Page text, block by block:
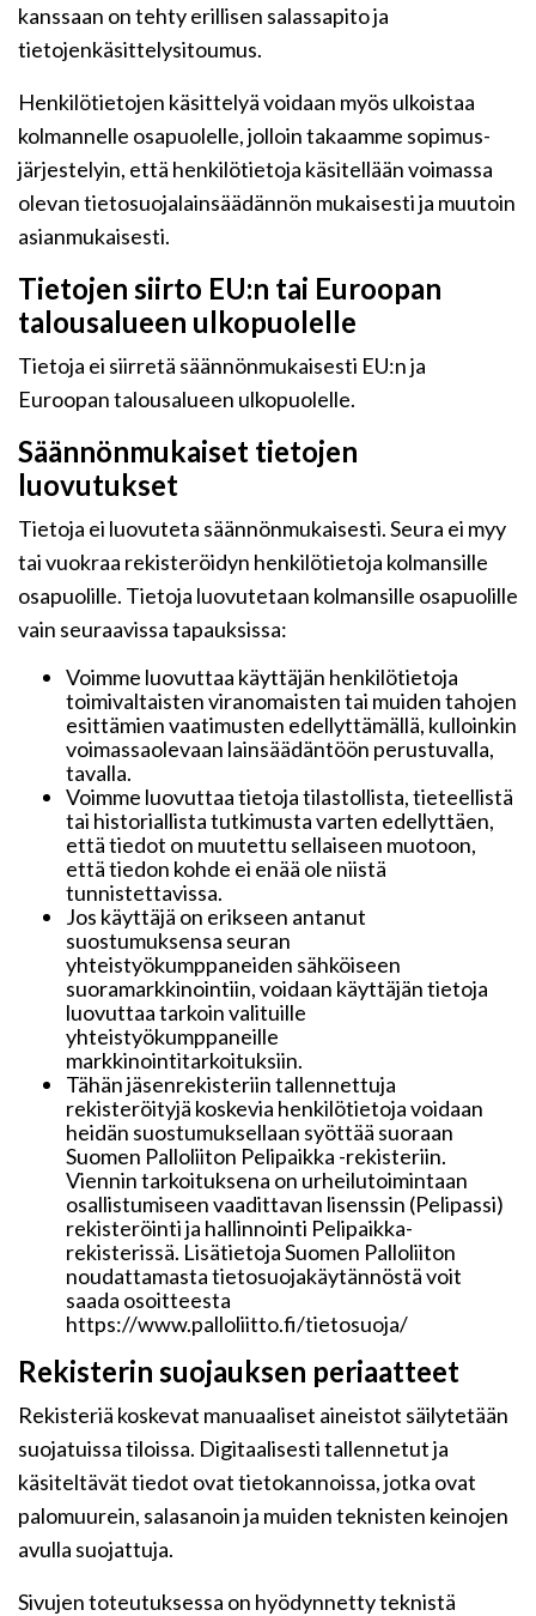
kanssaan on tehty erillisen salassapito ja
tietojenkäsittelysitoumus.
Henkilötietojen käsittelyä voidaan myös ulkoistaa
kolmannelle osapuolelle, jolloin takaamme sopimus-
järjestelyin, että henkilötietoja käsitellään voimassa
olevan tietosuojalainsäädännön mukaisesti ja muutoin
asianmukaisesti.
Tietojen siirto EU:n tai Euroopan
talousalueen ulkopuolelle
Tietoja ei siirretä säännönmukaisesti EU:n ja
Euroopan talousalueen ulkopuolelle.
Säännönmukaiset tietojen
luovutukset
Tietoja ei luovuteta säännönmukaisesti. Seura ei myy
tai vuokraa rekisteröidyn henkilötietoja kolmansille
osapuolille. Tietoja luovutetaan kolmansille osapuolille
vain seuraavissa tapauksissa:
Voimme luovuttaa käyttäjän henkilötietoja
toimivaltaisten viranomaisten tai muiden tahojen
esittämien vaatimusten edellyttämällä, kulloinkin
voimassaolevaan lainsäädäntöön perustuvalla,
tavalla.
Voimme luovuttaa tietoja tilastollista, tieteellistä
tai historiallista tutkimusta varten edellyttäen,
että tiedot on muutettu sellaiseen muotoon,
että tiedon kohde ei enää ole niistä
tunnistettavissa.
Jos käyttäjä on erikseen antanut
suostumuksensa seuran
yhteistyökumppaneiden sähköiseen
suoramarkkinointiin, voidaan käyttäjän tietoja
luovuttaa tarkoin valituille
yhteistyökumppaneille
markkinointitarkoituksiin.
Tähän jäsenrekisteriin tallennettuja
rekisteröityjä koskevia henkilötietoja voidaan
heidän suostumuksellaan syöttää suoraan
Suomen Palloliiton Pelipaikka -rekisteriin.
Viennin tarkoituksena on urheilutoimintaan
osallistumiseen vaadittavan lisenssin (Pelipassi)
rekisteröinti ja hallinnointi Pelipaikka-
rekisterissä. Lisätietoja Suomen Palloliiton
noudattamasta tietosuojakäytännöstä voit
saada osoitteesta
https://www.palloliitto.fi/tietosuoja/
Rekisterin suojauksen periaatteet
Rekisteriä koskevat manuaaliset aineistot säilytetään
suojatuissa tiloissa. Digitaalisesti tallennetut ja
käsiteltävät tiedot ovat tietokannoissa, jotka ovat
palomuurein, salasanoin ja muiden teknisten keinojen
avulla suojattuja.
Sivujen toteutuksessa on hyödynnetty teknistä